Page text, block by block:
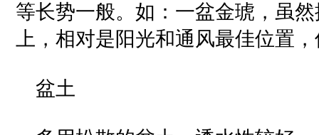
等长势一般。如：一盆金琥，虽
上，相对是阳光和通风最佳位置
盆土